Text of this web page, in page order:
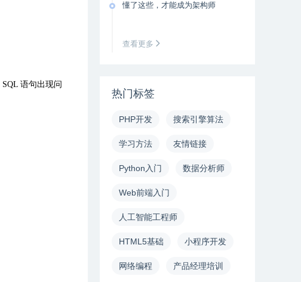
SQL 语句出现问
懂了这些，才能成为架构师
查看更多
热门标签
PHP开发 搜索引擎算法
学习方法 友情链接
Python入门 数据分析师
Web前端入门
人工智能工程师
HTML5基础 小程序开发
网络编程 产品经理培训